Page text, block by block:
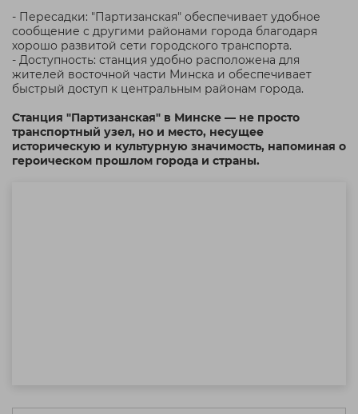
- Пересадки: "Партизанская" обеспечивает удобное
сообщение с другими районами города благодаря
хорошо развитой сети городского транспорта.
- Доступность: станция удобно расположена для
жителей восточной части Минска и обеспечивает
быстрый доступ к центральным районам города.
Станция "Партизанская" в Минске — не просто
транспортный узел, но и место, несущее
историческую и культурную значимость, напоминая о
героическом прошлом города и страны.